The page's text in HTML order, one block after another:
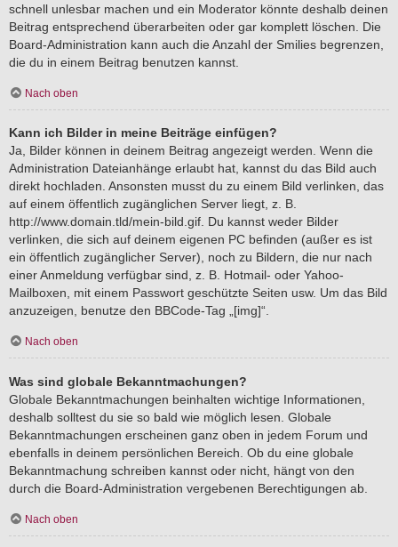
schnell unlesbar machen und ein Moderator könnte deshalb deinen
Beitrag entsprechend überarbeiten oder gar komplett löschen. Die
Board-Administration kann auch die Anzahl der Smilies begrenzen,
die du in einem Beitrag benutzen kannst.
Nach oben
Kann ich Bilder in meine Beiträge einfügen?
Ja, Bilder können in deinem Beitrag angezeigt werden. Wenn die
Administration Dateianhänge erlaubt hat, kannst du das Bild auch
direkt hochladen. Ansonsten musst du zu einem Bild verlinken, das
auf einem öffentlich zugänglichen Server liegt, z. B.
http://www.domain.tld/mein-bild.gif. Du kannst weder Bilder
verlinken, die sich auf deinem eigenen PC befinden (außer es ist
ein öffentlich zugänglicher Server), noch zu Bildern, die nur nach
einer Anmeldung verfügbar sind, z. B. Hotmail- oder Yahoo-
Mailboxen, mit einem Passwort geschützte Seiten usw. Um das Bild
anzuzeigen, benutze den BBCode-Tag „[img]“.
Nach oben
Was sind globale Bekanntmachungen?
Globale Bekanntmachungen beinhalten wichtige Informationen,
deshalb solltest du sie so bald wie möglich lesen. Globale
Bekanntmachungen erscheinen ganz oben in jedem Forum und
ebenfalls in deinem persönlichen Bereich. Ob du eine globale
Bekanntmachung schreiben kannst oder nicht, hängt von den
durch die Board-Administration vergebenen Berechtigungen ab.
Nach oben